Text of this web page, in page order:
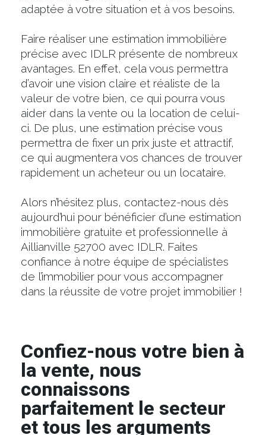
adaptée à votre situation et à vos besoins.
Faire réaliser une estimation immobilière
précise avec IDLR présente de nombreux
avantages. En effet, cela vous permettra
d’avoir une vision claire et réaliste de la
valeur de votre bien, ce qui pourra vous
aider dans la vente ou la location de celui-
ci. De plus, une estimation précise vous
permettra de fixer un prix juste et attractif,
ce qui augmentera vos chances de trouver
rapidement un acheteur ou un locataire.
Alors n’hésitez plus, contactez-nous dès
aujourd’hui pour bénéficier d’une estimation
immobilière gratuite et professionnelle à
Aillianville 52700 avec IDLR. Faites
confiance à notre équipe de spécialistes
de l’immobilier pour vous accompagner
dans la réussite de votre projet immobilier !
Confiez-nous votre bien à
la vente, nous
connaissons
parfaitement le secteur
et tous les arguments